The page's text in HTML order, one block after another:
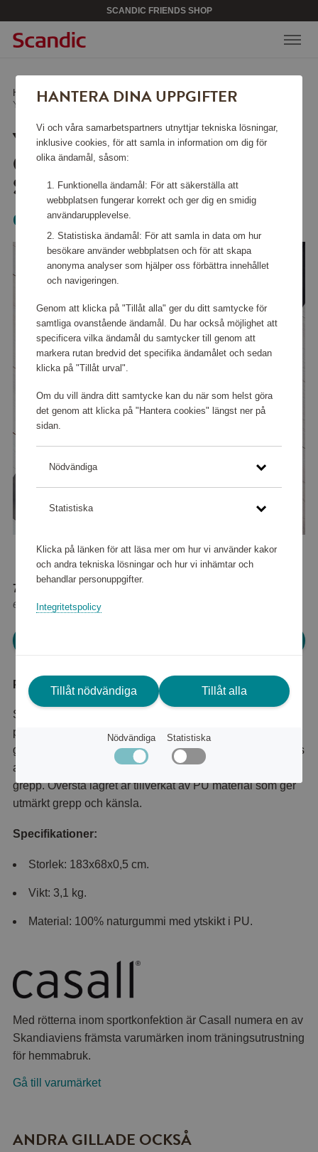
SCANDIC FRIENDS SHOP
Hem /Sport & fritid/Träningsredskap/
Yogamatta Grip&Cushion III 5mm Svart
YOGAMATTA
GRIP&CUSHION III 5MM
SVART
Casall
74 320 poäng
eller
929 kr
Produktbeskrivning
Stilren yogamatta från Casall. En matta med väldigt hög
prestanda. Mattan är en unik kombination av utmärkt
grepp, täthet och fasthet. Vatten eller svett kommer gradvis
att absorberas av mattan för att fortsätta ge bästa möjliga
grepp. Översta lagret är tillverkat av PU material som ger
utmärkt grepp och känsla.
Specifikationer:
Storlek: 183x68x0,5 cm.
Vikt: 3,1 kg.
Material: 100% naturgummi med ytskikt i PU.
Med rötterna inom sportkonfektion är Casall numera en av
Skandiaviens främsta varumärken inom träningsutrustning
för hemmabruk.
Gå till varumärket
ANDRA GILLADE OCKSÅ
HANTERA DINA UPPGIFTER
Vi och våra samarbetspartners utnyttjar tekniska lösningar,
inklusive cookies, för att samla in information om dig för
olika ändamål, såsom:
Funktionella ändamål: För att säkerställa att
webbplatsen fungerar korrekt och ger dig en smidig
användarupplevelse.
Statistiska ändamål: För att samla in data om hur
besökare använder webbplatsen och för att skapa
anonyma analyser som hjälper oss förbättra innehållet
och navigeringen.
Genom att klicka på "Tillåt alla" ger du ditt samtycke för
samtliga ovanstående ändamål. Du har också möjlighet att
specificera vilka ändamål du samtycker till genom att
markera rutan bredvid det specifika ändamålet och sedan
klicka på "Tillåt urval".
Om du vill ändra ditt samtycke kan du när som helst göra
det genom att klicka på "Hantera cookies" längst ner på
sidan.
Nödvändiga
Statistiska
Klicka på länken för att läsa mer om hur vi använder kakor
och andra tekniska lösningar och hur vi inhämtar och
behandlar personuppgifter.
Integritetspolicy
Tillåt nödvändiga Tillåt alla
Nödvändiga Statistiska